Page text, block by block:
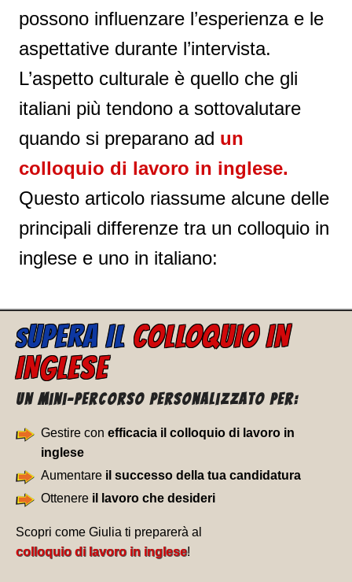
possono influenzare l’esperienza e le
aspettative durante l’intervista.
L’aspetto culturale è quello che gli
italiani più tendono a sottovalutare
quando si preparano ad un
colloquio di lavoro in inglese.
Questo articolo riassume alcune delle
principali differenze tra un colloquio in
inglese e uno in italiano:
SUPERA IL COLLOQUIO IN
INGLESE
Un Mini-percorso personalizzato per:
Gestire con efficacia il colloquio di lavoro in
inglese
Aumentare il successo della tua candidatura
Ottenere il lavoro che desideri
Scopri come Giulia ti preparerà al
colloquio di lavoro in inglese!